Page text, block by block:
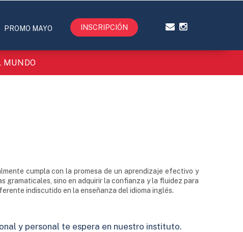
PROMO MAYO INSCRIPCIÓN
MUNDO
cumpla con la promesa de un aprendizaje efectivo y
gramaticales, sino en adquirir la confianza y la fluidez para
indiscutido en la enseñanza del idioma inglés.
y personal te espera en nuestro instituto.